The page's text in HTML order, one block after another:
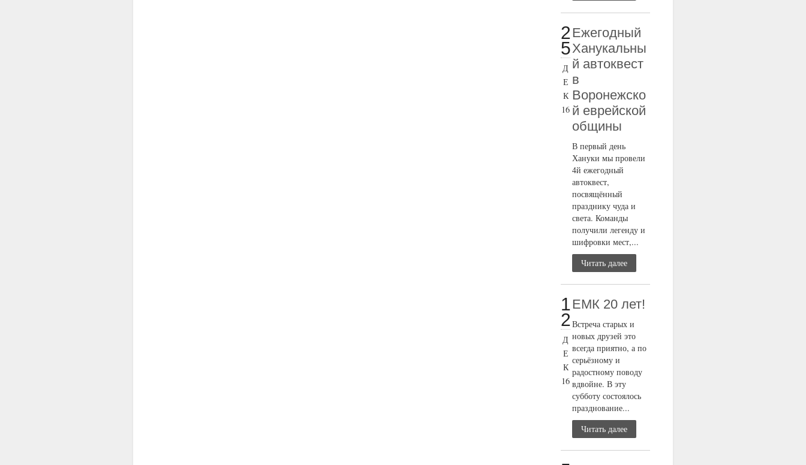
2
5
Д
Е
К
16
Ежегодный
Ханукальны
й автоквест
в
Воронежско
й еврейской
общины
В первый день
Хануки мы провели
4й ежегодный
автоквест,
посвящённый
празднику чуда и
света. Команды
получили легенду и
шифровки мест,...
Читать далее
1
2
Д
Е
К
16
ЕМК 20 лет!
Встреча старых и
новых друзей это
всегда приятно, а по
серьёзному и
радостному поводу
вдвойне. В эту
субботу состоялось
празднование...
Читать далее